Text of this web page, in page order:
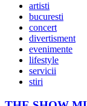
artisti
bucuresti
concert
divertisment
evenimente
lifestyle
servicii
stiri